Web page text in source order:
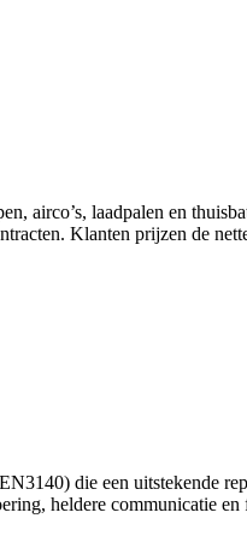
airco’s, laadpalen en
Klanten prijzen de
die een uitstekende
heldere communicatie